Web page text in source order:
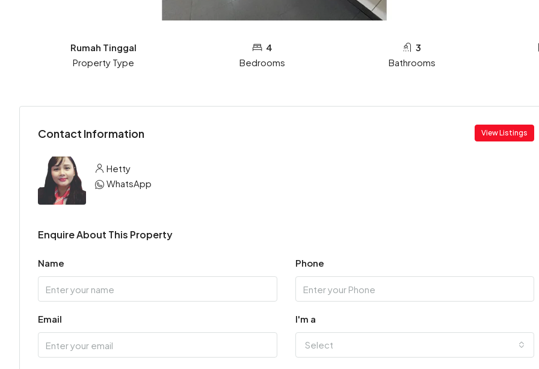
Rumah Tinggal
Property Type
4
Bedrooms
3
Bathrooms
Contact Information View Listings
Hetty
WhatsApp
Enquire About This Property
Name Phone
Email I'm a
Select